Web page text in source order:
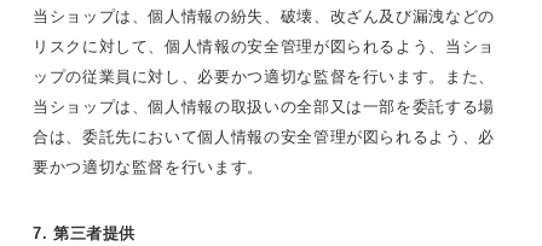
当ショップは、個人情報の紛失、破壊、改ざん及び漏洩などの
リスクに対して、個人情報の安全管理が図られるよう、当ショ
ップの従業員に対し、必要かつ適切な監督を行います。また、
当ショップは、個人情報の取扱いの全部又は一部を委託する場
合は、委託先において個人情報の安全管理が図られるよう、必
要かつ適切な監督を行います。
7. 第三者提供